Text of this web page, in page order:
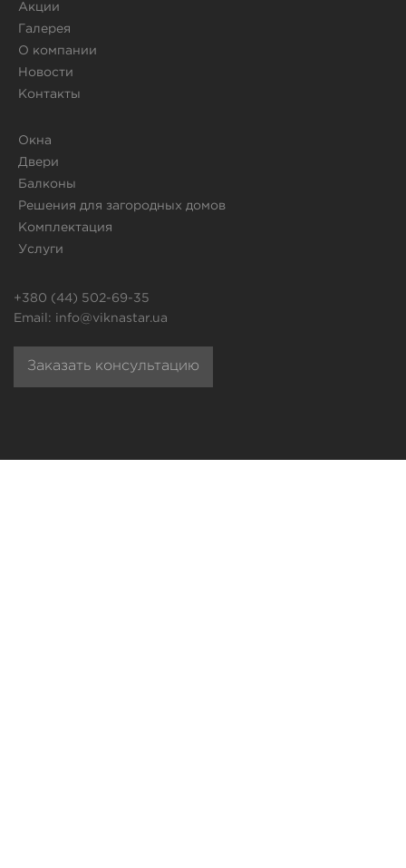
Акции
Галерея
О компании
Новости
Контакты
Окна
Двери
Балконы
Решения для загородных домов
Комплектация
Услуги
+380 (44) 502-69-35
Email: info@viknastar.ua
Заказать консультацию